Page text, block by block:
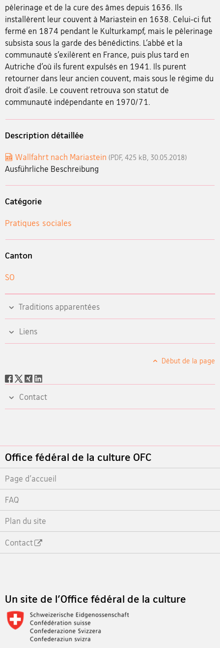
pèlerinage et de la cure des âmes depuis 1636. Ils
installèrent leur couvent à Mariastein en 1638. Celui-ci fut
fermé en 1874 pendant le Kulturkampf, mais le pèlerinage
subsista sous la garde des bénédictins. L’abbé et la
communauté s’exilèrent en France, puis plus tard en
Autriche d’où ils furent expulsés en 1941. Ils purent
retourner dans leur ancien couvent, mais sous le régime du
droit d’asile. Le couvent retrouva son statut de
communauté indépendante en 1970/71.
Description détaillée
Wallfahrt nach Mariastein (PDF, 425 kB, 30.05.2018)
Ausführliche Beschreibung
Catégorie
Pratiques sociales
Canton
SO
Traditions apparentées
Liens
Début de la page
Social
Contact
Footer
Office fédéral de la culture OFC
Page d'accueil
FAQ
Plan du site
Contact
Un site de l'Office fédéral de la culture